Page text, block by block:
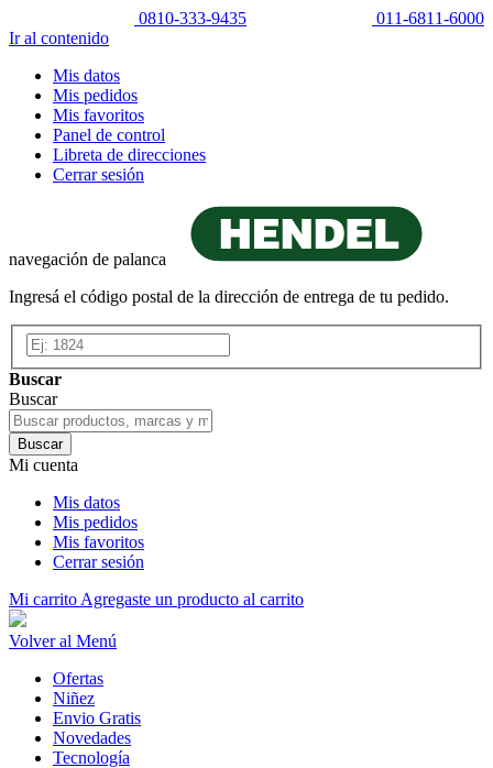
0810-333-9435
011-6811-6000
Ir al contenido
Mis datos
Mis pedidos
Mis favoritos
Panel de control
Libreta de direcciones
Cerrar sesión
navegación de palanca
Ingresá el código postal de la dirección de entrega de tu pedido.
Buscar
Buscar
Buscar
Mi cuenta
Mis datos
Mis pedidos
Mis favoritos
Cerrar sesión
Mi carrito Agregaste un producto al carrito
Volver al Menú
Ofertas
Niñez
Envio Gratis
Novedades
Tecnología